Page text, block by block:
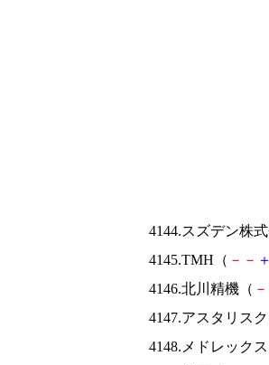
4144.スズデン株
4145.TMH（ － －
4146.北川精機（ －
4147.アスタリス
4148.メドレック